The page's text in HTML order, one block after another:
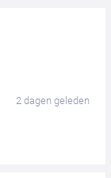
2 dagen geleden